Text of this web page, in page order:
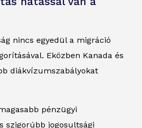
nincs egyedül a migráció
Eközben Kanada és
diákvízumszabályokat
pénzügyi
szigorúbb jogosultsági